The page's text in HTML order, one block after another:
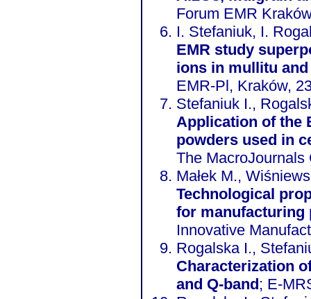
Forum EMR
I. Stefaniuk, I.
EMR study
ions in mullitu
EMR-Pl, Kraków,
Stefaniuk I.,
Application of the
powders used in
The MacroJournals
Małek M.,
Technological
for manufacturing
Innovative
Rogalska I.,
Characterization
and Q-band; E-